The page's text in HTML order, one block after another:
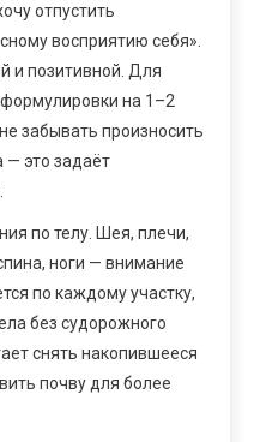
отпустить
восприятию себя».
и позитивной. Для
на 1–2
забывать произносить
— это задаёт
по телу. Шея, плечи,
ноги — внимание
по каждому участку,
без судорожного
снять накопившееся
почву для более